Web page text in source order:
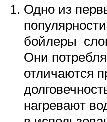
Одно из
бойлеры
Они
отличаются
нагревают